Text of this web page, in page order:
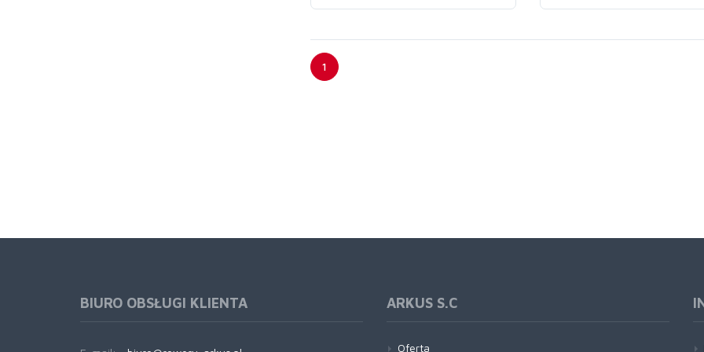
1
BIURO OBSŁUGI KLIENTA ARKUS S.C
Oferta